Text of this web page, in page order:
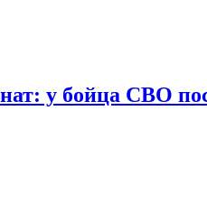
у бойца СВО